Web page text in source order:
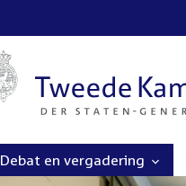
Debat en vergadering